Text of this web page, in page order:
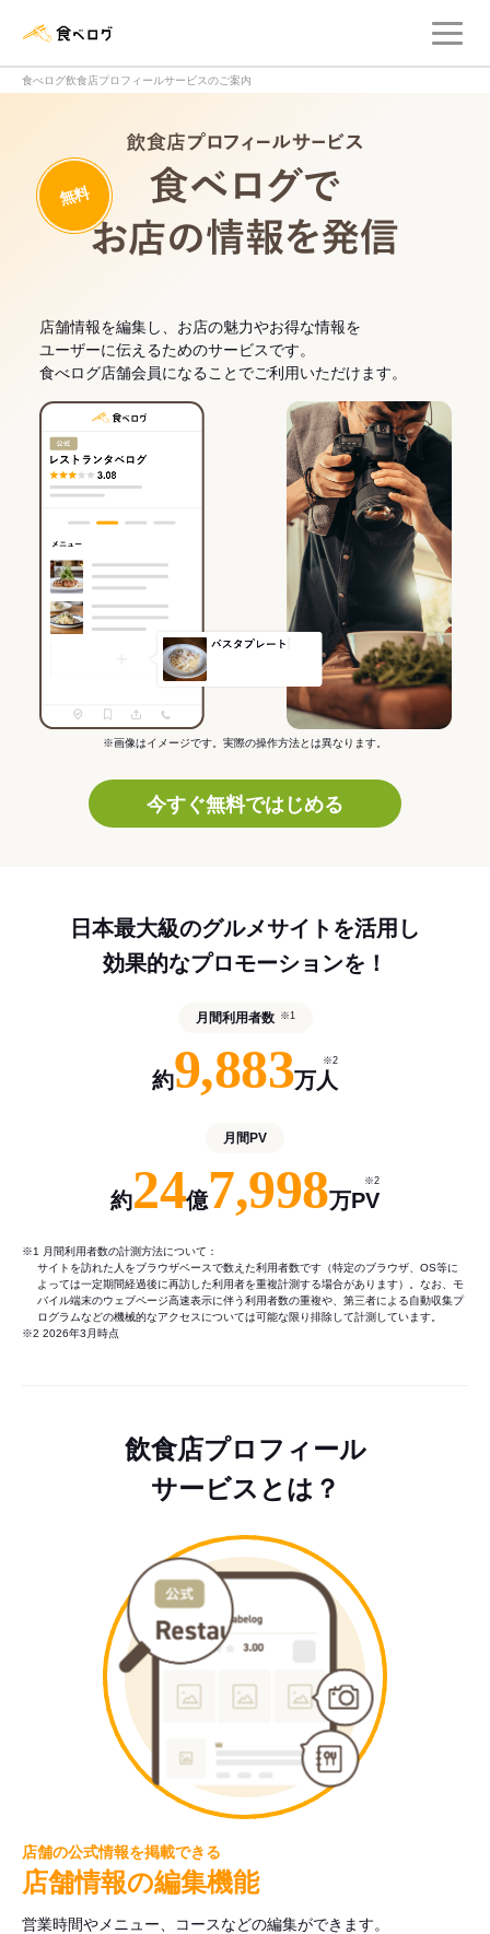
食べログ飲食店プロフィールサービスのご案内
無料
店舗情報を編集し、お店の魅力やお得な情報を
ユーザーに伝えるためのサービスです。
食べログ店舗会員になることでご利用いただけます。
※画像はイメージです。実際の操作方法とは異なります。
今すぐ無料ではじめる
日本最大級のグルメサイトを活用し
効果的なプロモーションを！
月間利用者数 ※1
約9,883万人
※2
月間PV
約24億7,998万PV
※2
※1 月間利用者数の計測方法について：
サイトを訪れた人をブラウザベースで数えた利用者数です（特定のブラウザ、OS等に
よっては一定期間経過後に再訪した利用者を重複計測する場合があります）。なお、モ
バイル端末のウェブページ高速表示に伴う利用者数の重複や、第三者による自動収集プ
ログラムなどの機械的なアクセスについては可能な限り排除して計測しています。
※2 2026年3月時点
飲食店プロフィール
サービスとは？
店舗の公式情報を掲載できる
店舗情報の編集機能
営業時間やメニュー、コースなどの編集ができます。